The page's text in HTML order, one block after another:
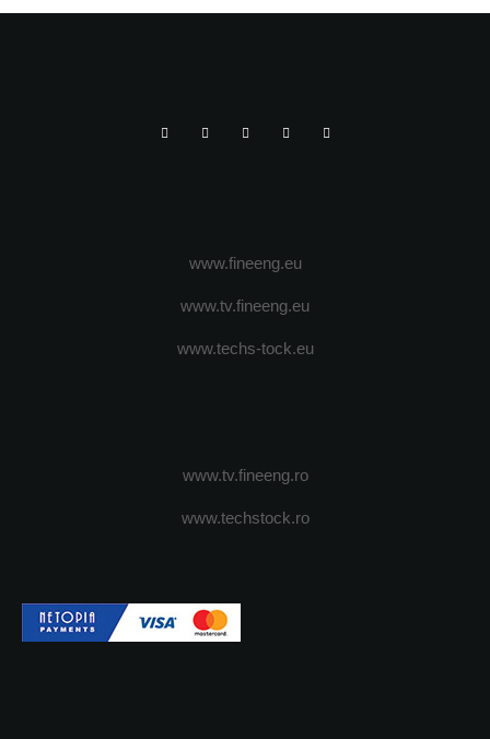
www.fineeng.eu
www.tv.fineeng.eu
www.techs-tock.eu
www.tv.fineeng.ro
www.techstock.ro